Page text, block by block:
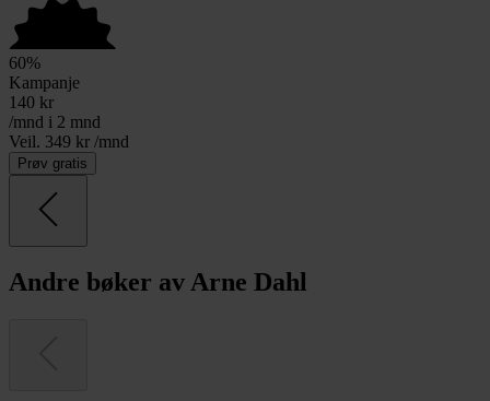
60%
Kampanje
140 kr
/mnd i 2 mnd
Veil. 349 kr /mnd
Prøv gratis
Andre bøker av Arne Dahl